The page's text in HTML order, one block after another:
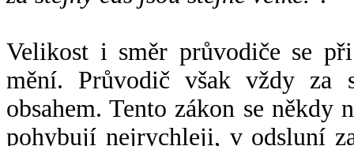
Velikost i směr průvodiče se
mění. Průvodič však vždy za
obsahem. Tento zákon se někdy
pohybují nejrychleji, v odsluní